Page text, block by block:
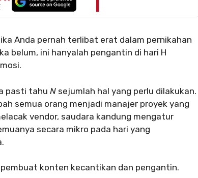
Anda pernah terlibat erat dalam pernikahan
belum, ini hanyalah pengantin di hari H
pasti tahu N sejumlah hal yang perlu dilakukan.
semua orang menjadi manajer proyek yang
vendor, saudara kandung mengatur
secara mikro pada hari yang
konten kecantikan dan pengantin.